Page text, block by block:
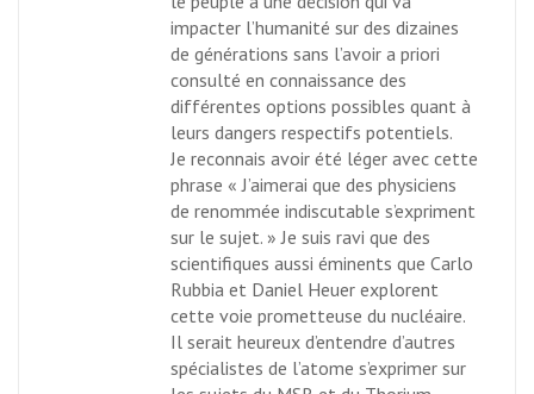
impacter l’humanité sur des dizaines
de générations sans l’avoir a priori
consulté en connaissance des
différentes options possibles quant à
leurs dangers respectifs potentiels.
Je reconnais avoir été léger avec cette
phrase « J’aimerai que des physiciens
de renommée indiscutable s’expriment
sur le sujet. » Je suis ravi que des
scientifiques aussi éminents que Carlo
Rubbia et Daniel Heuer explorent
cette voie prometteuse du nucléaire.
Il serait heureux d’entendre d’autres
spécialistes de l’atome s’exprimer sur